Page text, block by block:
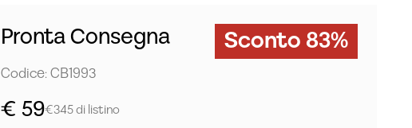
Pronta Consegna Sconto 83%
Codice: CB1993
€ 59€345 di listino